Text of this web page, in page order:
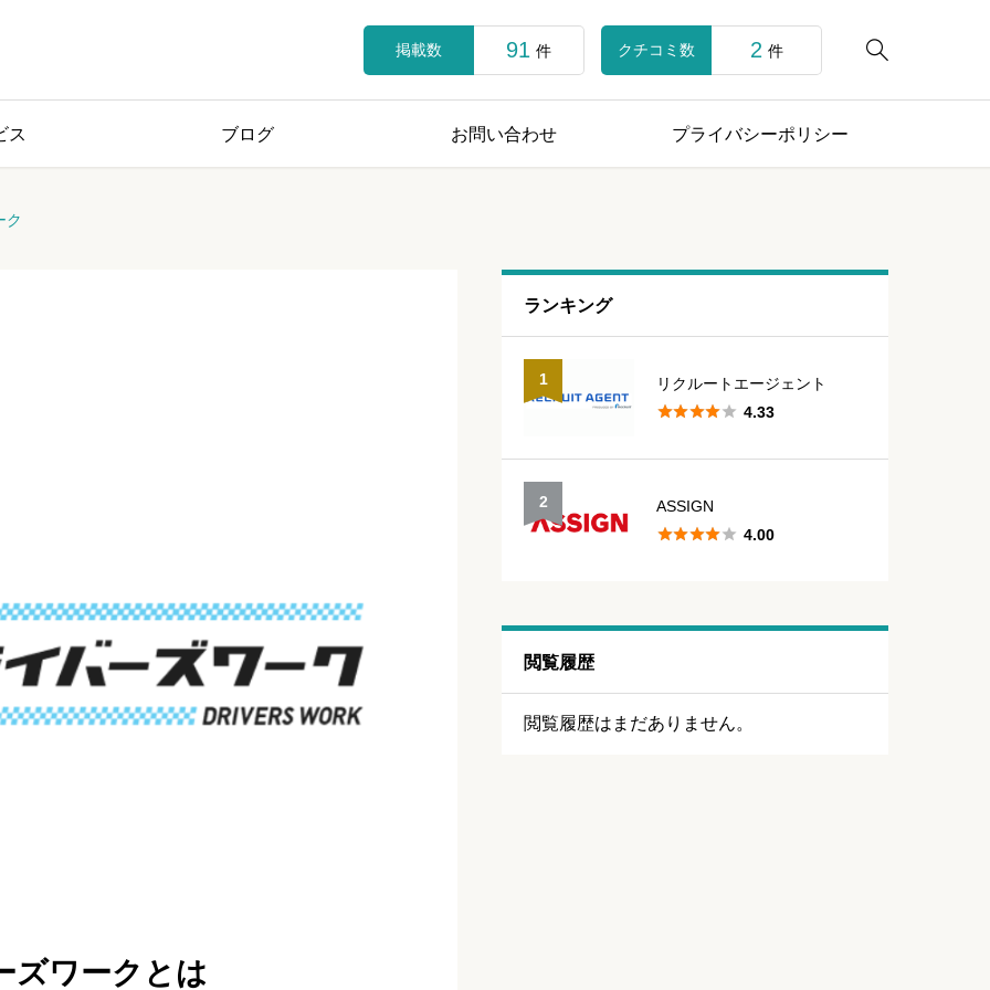

掲載数 91 件 クチコミ数 2 件
ス ブログ お問い合わせ プライバシーポリシー
ク
ズワークとは
ランキング
1
リクルートエージェント
 4.33
2
ASSIGN
 4.00
閲覧履歴
閲覧履歴はまだありません。